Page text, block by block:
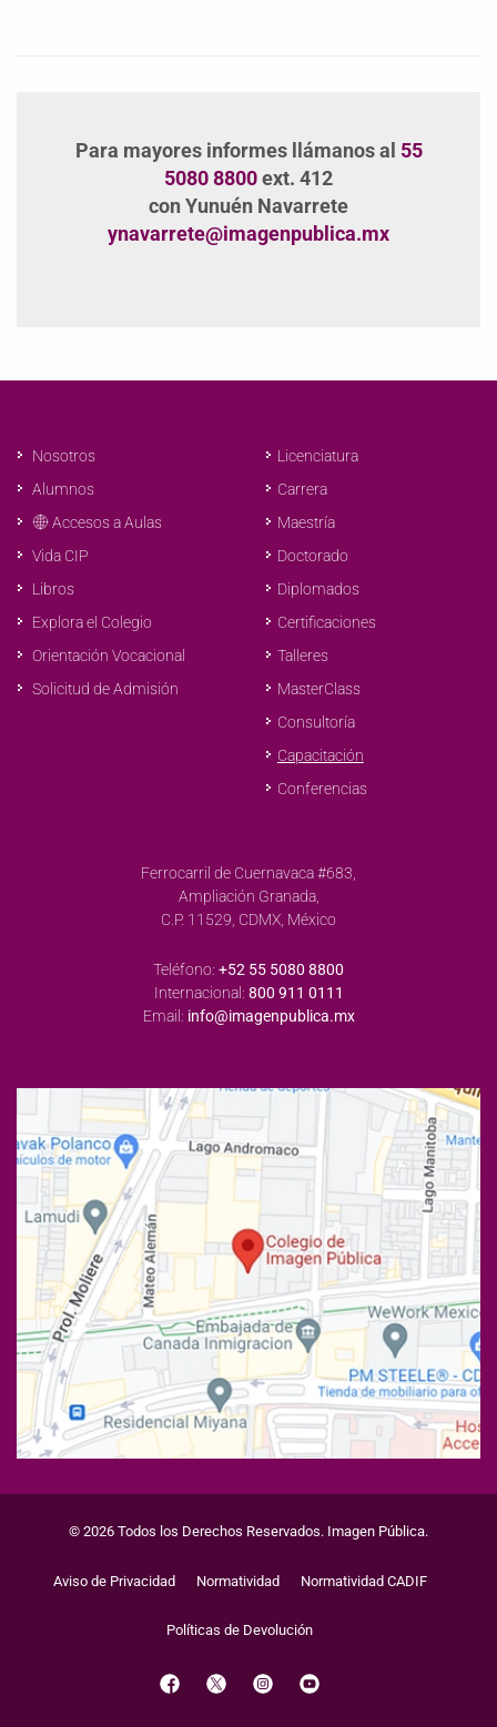
Para mayores informes llámanos al 55
5080 8800ext. 412
con Yunuén Navarrete
ynavarrete@imagenpublica.mx
Nosotros
Alumnos
Accesos a Aulas
Vida CIP
Libros
Explora el Colegio
Orientación Vocacional
Solicitud de Admisión
Licenciatura
Carrera
Maestría
Doctorado
Diplomados
Certificaciones
Talleres
MasterClass
Consultoría
Capacitación
Conferencias
Ferrocarril de Cuernavaca #683,
Ampliación Granada,
C.P. 11529, CDMX, México
Teléfono: +52 55 5080 8800
Internacional: 800 911 0111
Email: info@imagenpublica.mx
© 2026 Todos los Derechos Reservados. Imagen Pública.
Aviso de Privacidad Normatividad Normatividad CADIF
Políticas de Devolución